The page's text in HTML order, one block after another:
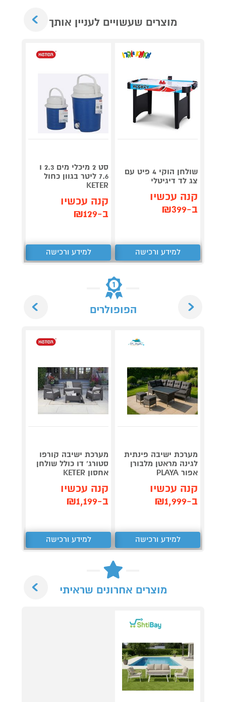
מוצרים שעשויים לעניין אותך
שולחן הוקי 4 פיט עם
צג לד דיגיטלי
קנה עכשיו
ב-₪399
למידע ורכישה
סט 2 מיכלי מים 2.3 ו
7.6 ליטר בגוון כחול
KETER
קנה עכשיו
ב-₪129
למידע ורכישה
הפופולרים
מערכת ישיבה פינתית
לגינה מראטן מלבורן
אפור PLAYA
קנה עכשיו
ב-₪1,999
למידע ורכישה
מערכת ישיבה קורפו
סטורג' דו כולל שולחן
אחסון KETER
קנה עכשיו
ב-₪1,199
למידע ורכישה
מוצרים אחרונים שראיתי